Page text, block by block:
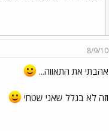
8/9/10
אהבתי את התאווה...
וזה לא בגלל שאני שטחי